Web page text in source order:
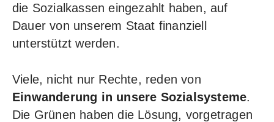
die Sozialkassen eingezahlt haben, auf
Dauer von unserem Staat finanziell
unterstützt werden.
Viele, nicht nur Rechte, reden von
Einwanderung in unsere Sozialsysteme.
Die Grünen haben die Lösung, vorgetragen